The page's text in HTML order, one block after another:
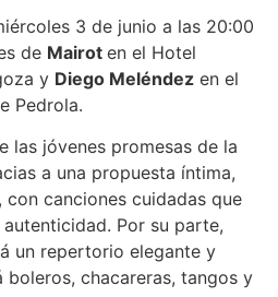
3 de junio a las 20:00
de Mairot en el Hotel
y Diego Meléndez en el
Pedrola.
las jóvenes promesas de la
a una propuesta íntima,
canciones cuidadas que
Por su parte,
un repertorio elegante y
chacareras, tangos y